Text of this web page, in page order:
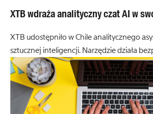
XTB wdraża analityczny czat AI w
XTB udostępniło w Chile analitycznego
sztucznej inteligencji. Narzędzie działa